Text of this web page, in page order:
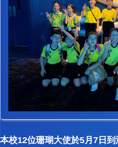
本校12位珊瑚大使於5月7日